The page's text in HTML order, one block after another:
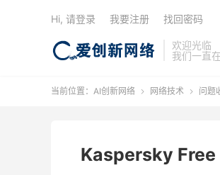
欢迎光临
我们一直
Hi, 请登录 我要注册 找回密码
当前位置： AI创新网络  网络技术  问题
Kaspersky Free